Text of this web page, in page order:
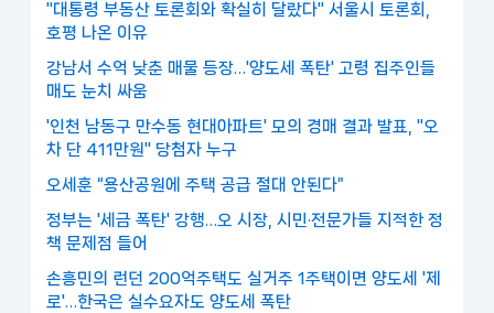
"대통령 부동산 토론회와 확실히 달랐다" 서울시 토론회,
호평 나온 이유
강남서 수억 낮춘 매물 등장…'양도세 폭탄' 고령 집주인들
매도 눈치 싸움
'인천 남동구 만수동 현대아파트' 모의 경매 결과 발표, "오
차 단 411만원" 당첨자 누구
오세훈 “용산공원에 주택 공급 절대 안된다”
정부는 '세금 폭탄' 강행…오 시장, 시민·전문가들 지적한 정
책 문제점 들어
손흥민의 런던 200억주택도 실거주 1주택이면 양도세 '제
로'…한국은 실수요자도 양도세 폭탄